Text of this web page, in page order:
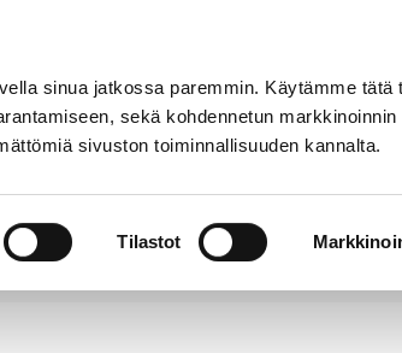
sinua jatkossa paremmin. Käytämme tätä
sekä kohdennetun markkinoinnin
sivuston toiminnallisuuden kannalta.
Tilastot